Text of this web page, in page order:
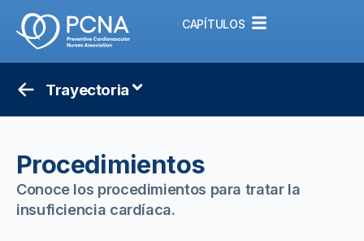
CAPÍTULOS
Trayectoria
Procedimientos
Conoce los procedimientos para tratar la
insuficiencia cardíaca.